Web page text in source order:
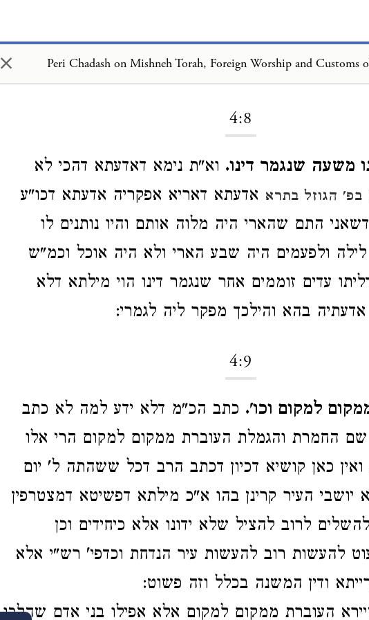
×
4:8
משעה שנגמר דינו. וא"ת נימא דאדעתא דהכי לא
בפ' הגוזל בתרא אדעתא דאריא אפקריה אדעתא דכו"ע
התם שהארי היה מלוה אותם והיו נותנים לו
ולפעמים היה שבע הארי ולא היה אוכל וכמ"ש
עדים זוממים אחר שנגמר דינו הוי מילתא דלא
בהא והילכך מפקר ליה לגמרי:
4:9
למקום וכו'. כתב הכ"מ דלא ידע למה לא כתב
שם החמרת והגמלת העוברת ממקום למקום הרי אלו
ואין כאן קושיא דכיון דכתב הרב דכל ששהתה ל' יום
יושבי העיר קרינן בהו א"כ מילתא דפשיטא דמצטרפין
לרוב להציל שלא ידונו אלא כיחידים וכן
להעשות רוב להעשות עיר הנדחת וכדפי' רש"י אלא
ודין המשנה בכלל וזה פשוט:
העוברת ממקום למקום אלא אפילו בני אדם שהלכו